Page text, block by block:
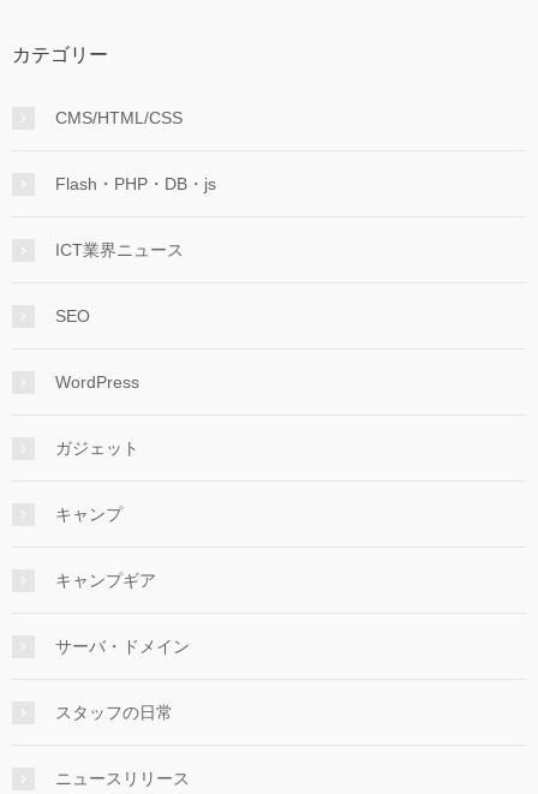
カテゴリー
CMS/HTML/CSS
Flash・PHP・DB・js
ICT業界ニュース
SEO
WordPress
ガジェット
キャンプ
キャンプギア
サーバ・ドメイン
スタッフの日常
ニュースリリース